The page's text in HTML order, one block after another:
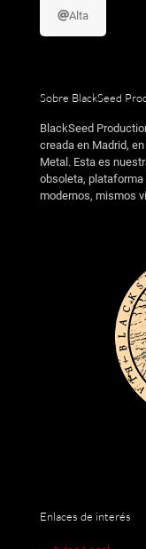
Alta
Sobre BlackSeed
BlackSeed
creada en Madrid,
Metal. Esta es
obsoleta, plataforma
modernos, mismos
Enlaces de interés